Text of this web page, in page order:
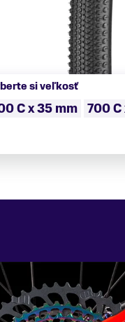
si veľkosť
C x 35 mm 700